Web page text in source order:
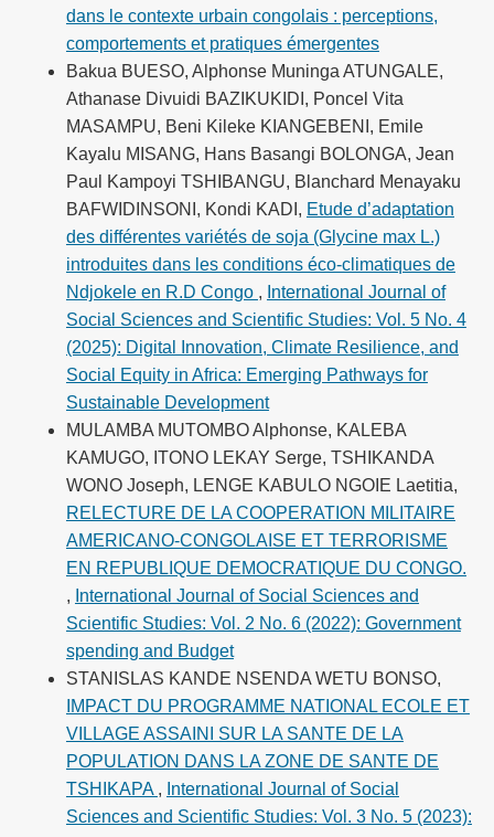
dans le contexte urbain congolais : perceptions,
comportements et pratiques émergentes
Bakua BUESO, Alphonse Muninga ATUNGALE,
Athanase Divuidi BAZIKUKIDI, Poncel Vita
MASAMPU, Beni Kileke KIANGEBENI, Emile
Kayalu MISANG, Hans Basangi BOLONGA, Jean
Paul Kampoyi TSHIBANGU, Blanchard Menayaku
BAFWIDINSONI, Kondi KADI, Etude d’adaptation
des différentes variétés de soja (Glycine max L.)
introduites dans les conditions éco-climatiques de
Ndjokele en R.D Congo , International Journal of
Social Sciences and Scientific Studies: Vol. 5 No. 4
(2025): Digital Innovation, Climate Resilience, and
Social Equity in Africa: Emerging Pathways for
Sustainable Development
MULAMBA MUTOMBO Alphonse, KALEBA
KAMUGO, ITONO LEKAY Serge, TSHIKANDA
WONO Joseph, LENGE KABULO NGOIE Laetitia,
RELECTURE DE LA COOPERATION MILITAIRE
AMERICANO-CONGOLAISE ET TERRORISME
EN REPUBLIQUE DEMOCRATIQUE DU CONGO.
, International Journal of Social Sciences and
Scientific Studies: Vol. 2 No. 6 (2022): Government
spending and Budget
STANISLAS KANDE NSENDA WETU BONSO,
IMPACT DU PROGRAMME NATIONAL ECOLE ET
VILLAGE ASSAINI SUR LA SANTE DE LA
POPULATION DANS LA ZONE DE SANTE DE
TSHIKAPA , International Journal of Social
Sciences and Scientific Studies: Vol. 3 No. 5 (2023):